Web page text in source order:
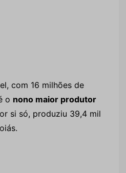
com 16 milhões de
o nono maior produtor
si só, produziu 39,4 mil